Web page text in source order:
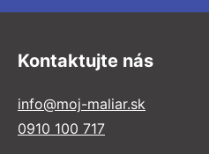
Kontaktujte nás
info@moj-maliar.sk
0910 100 717